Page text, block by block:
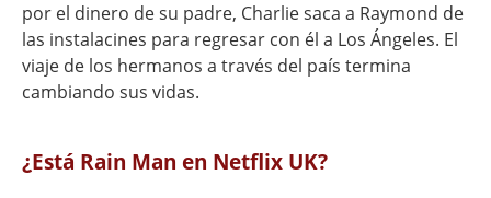
por el dinero de su padre, Charlie saca a Raymond de
las instalacines para regresar con él a Los Ángeles. El
viaje de los hermanos a través del país termina
cambiando sus vidas.
¿Está Rain Man en Netflix UK?